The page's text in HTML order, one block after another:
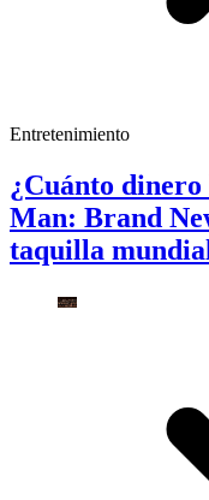
Entretenimiento
¿Cuánto
Man: Brand
taquilla